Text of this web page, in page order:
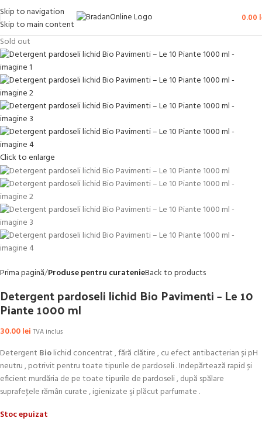
Skip to navigation
Skip to main content
0.00
Sold out
Click to enlarge
Prima pagină Produse pentru curatenieBack to products
Detergent pardoseli lichid Bio Pavimenti – Le 10
Piante 1000 ml
30.00lei TVA inclus
Detergent Biolichid concentrat , fără clătire , cu efect antibacterian și pH
neutru , potrivit pentru toate tipurile de pardoseli . Indepărtează rapid și
eficient murdăria de pe toate tipurile de pardoseli , după spălare
suprafeţele rămân curate , igienizate şi plăcut parfumate .
Stoc epuizat